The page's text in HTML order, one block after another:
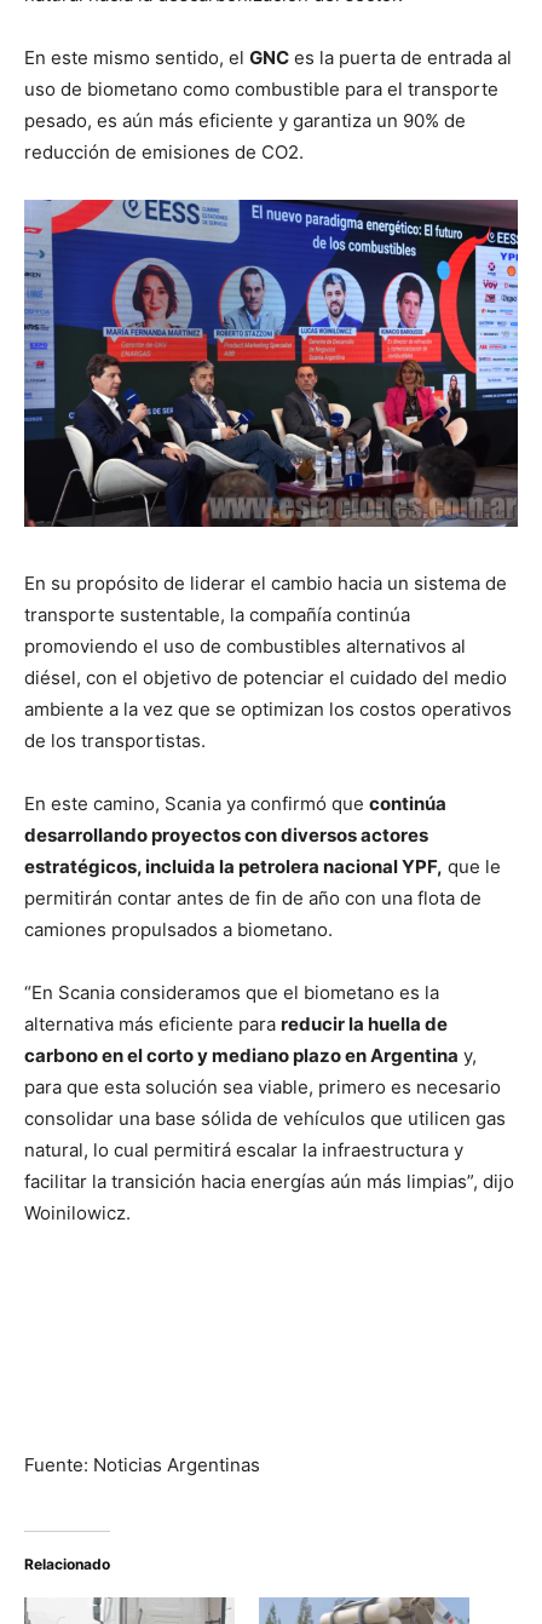
En este mismo sentido, el GNC es la puerta de entrada al
uso de biometano como combustible para el transporte
pesado, es aún más eficiente y garantiza un 90% de
reducción de emisiones de CO2.
En su propósito de liderar el cambio hacia un sistema de
transporte sustentable, la compañía continúa
promoviendo el uso de combustibles alternativos al
diésel, con el objetivo de potenciar el cuidado del medio
ambiente a la vez que se optimizan los costos operativos
de los transportistas.
En este camino, Scania ya confirmó que continúa
desarrollando proyectos con diversos actores
estratégicos, incluida la petrolera nacional YPF, que le
permitirán contar antes de fin de año con una flota de
camiones propulsados a biometano.
“En Scania consideramos que el biometano es la
alternativa más eficiente para reducir la huella de
carbono en el corto y mediano plazo en Argentina y,
para que esta solución sea viable, primero es necesario
consolidar una base sólida de vehículos que utilicen gas
natural, lo cual permitirá escalar la infraestructura y
facilitar la transición hacia energías aún más limpias”, dijo
Woinilowicz.
Fuente: Noticias Argentinas
Relacionado